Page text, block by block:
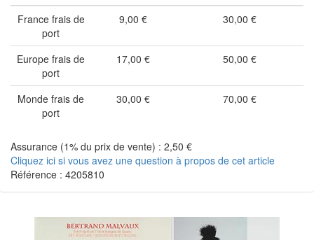
France frais de
port
9,00 € 30,00 €
Europe frais de
port
17,00 € 50,00 €
Monde frais de
port
30,00 € 70,00 €
Assurance (1% du prix de vente) : 2,50 €
Cliquez ici si vous avez une question à propos de cet article
Référence : 4205810